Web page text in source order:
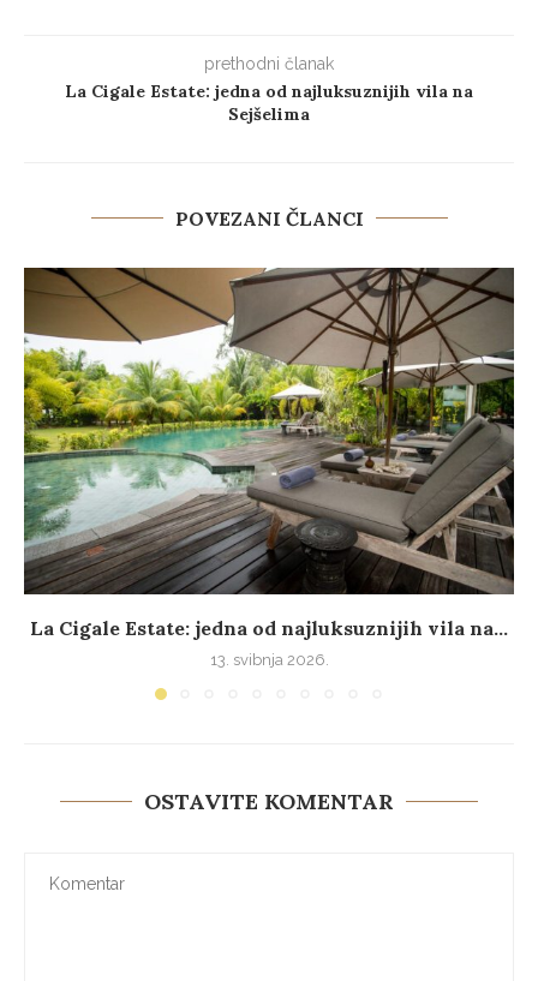
prethodni članak
La Cigale Estate: jedna od najluksuznijih vila na
Sejšelima
POVEZANI ČLANCI
La Cigale Estate: jedna od najluksuznijih vila na...
13. svibnja 2026.
OSTAVITE KOMENTAR